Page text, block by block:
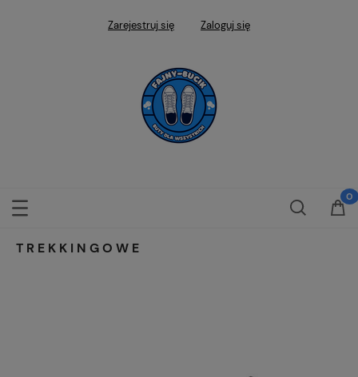
Zarejestruj się Zaloguj się
TREKKINGOWE